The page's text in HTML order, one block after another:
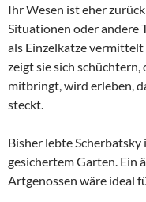
Ihr Wesen ist eher
Situationen oder andere
als Einzelkatze
zeigt sie sich
mitbringt, wird erleben,
steckt.
Bisher lebte
gesichertem Garten. Ein
Artgenossen wäre ideal